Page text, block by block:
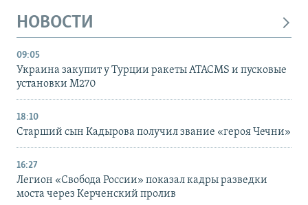
НОВОСТИ
09:05
Украина закупит у Турции ракеты ATACMS и пусковые
установки M270
18:10
Старший сын Кадырова получил звание «героя Чечни»
16:27
Легион «Свобода России» показал кадры разведки
моста через Керченский пролив